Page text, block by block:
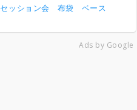
セッション会 布袋
ベース
Ads by Google